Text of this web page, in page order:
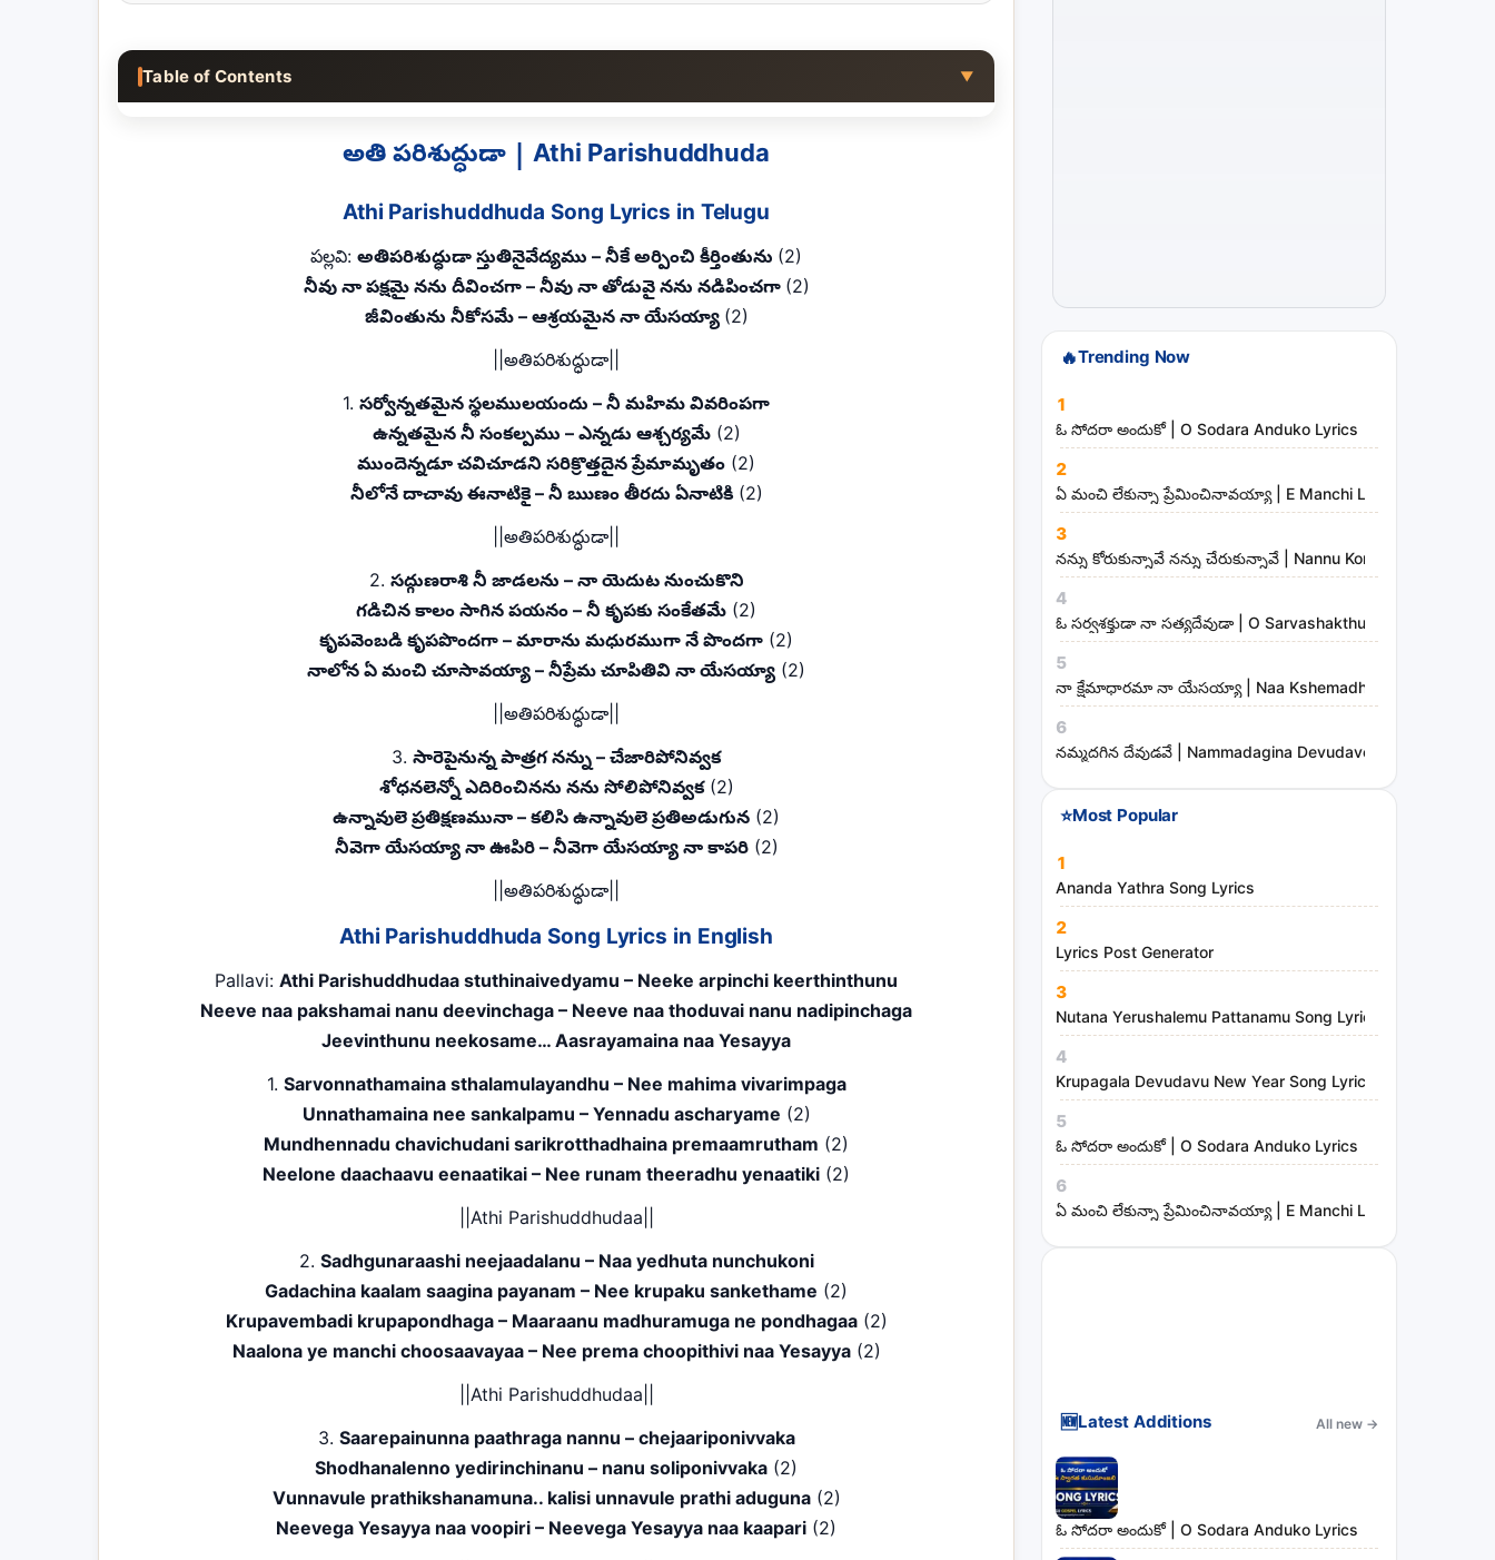
Table of Contents ▼
అతి పరిశుద్ధుడా | Athi Parishuddhuda
Athi Parishuddhuda Song Lyrics in Telugu
పల్లవి: అతిపరిశుద్ధుడా స్తుతినైవేద్యము – నీకే అర్పించి కీర్తింతును (2)
నీవు నా పక్షమై నను దీవించగా – నీవు నా తోడువై నను నడిపించగా (2)
జీవింతును నీకోసమే – ఆశ్రయమైన నా యేసయ్యా (2)
||అతిపరిశుద్ధుడా||
1. సర్వోన్నతమైన స్థలములయందు – నీ మహిమ వివరింపగా
ఉన్నతమైన నీ సంకల్పము – ఎన్నడు ఆశ్చర్యమే(2)
ముందెన్నడూ చవిచూడని సరిక్రొత్తదైన ప్రేమామృతం (2)
నీలోనే దాచావు ఈనాటికై – నీ ఋణం తీరదు ఏనాటికి(2)
||అతిపరిశుద్ధుడా||
2. సద్గుణరాశి నీ జాడలను – నా యెదుట నుంచుకొని
గడిచిన కాలం సాగిన పయనం – నీ కృపకు సంకేతమే (2)
కృపవెంబడి కృపపొందగా – మారాను మధురముగా నే పొందగా (2)
నాలోన ఏ మంచి చూసావయ్యా – నీప్రేమ చూపితివి నా యేసయ్యా (2)
||అతిపరిశుద్ధుడా||
3. సారెపైనున్న పాత్రగ నన్ను – చేజారిపోనివ్వక
శోధనలెన్నో ఎదిరించినను నను సోలిపోనివ్వక(2)
ఉన్నావులె ప్రతిక్షణమునా – కలిసి ఉన్నావులె ప్రతిఅడుగున (2)
నీవెగా యేసయ్యా నా ఊపిరి – నీవెగా యేసయ్యా నా కాపరి(2)
||అతిపరిశుద్ధుడా||
Athi Parishuddhuda Song Lyrics in English
Pallavi: Athi Parishuddhudaa stuthinaivedyamu – Neeke arpinchi keerthinthunu
Neeve naa pakshamai nanu deevinchaga – Neeve naa thoduvai nanu nadipinchaga
Jeevinthunu neekosame… Aasrayamaina naa Yesayya
1. Sarvonnathamaina sthalamulayandhu – Nee mahima vivarimpaga
Unnathamaina nee sankalpamu – Yennadu ascharyame (2)
Mundhennadu chavichudani sarikrotthadhaina premaamrutham (2)
Neelone daachaavu eenaatikai – Nee runam theeradhu yenaatiki (2)
||Athi Parishuddhudaa||
2. Sadhgunaraashi neejaadalanu – Naa yedhuta nunchukoni
Gadachina kaalam saagina payanam – Nee krupaku sankethame (2)
Krupavembadi krupapondhaga – Maaraanu madhuramuga ne pondhagaa(2)
Naalona ye manchi choosaavayaa – Nee prema choopithivi naa Yesayya(2)
||Athi Parishuddhudaa||
3. Saarepainunna paathraga nannu – chejaariponivvaka
Shodhanalenno yedirinchinanu – nanu soliponivvaka (2)
Vunnavule prathikshanamuna.. kalisi unnavule prathi aduguna(2)
Neevega Yesayya naa voopiri – Neevega Yesayya naa kaapari (2)
r
e
s
🔥Trending Now
1
ఓ సోదరా అందుకో | O Sodara Anduko Lyrics
2
ఏ మంచి లేకున్నా ప్రేమించినావయ్యా | E Manchi Lekunna
3
నన్ను కోరుకున్నావే నన్ను చేరుకున్నావే | Nannu Korukunnaave
4
ఓ సర్వశక్తుడా నా సత్యదేవుడా | O Sarvashakthudaa Naa
5
నా క్షేమాధారమా నా యేసయ్యా | Naa Kshemadharama Naa
6
నమ్మదగిన దేవుడవే | Nammadagina Devudave Song Lyrics
⭐Most Popular
1
Ananda Yathra Song Lyrics
2
Lyrics Post Generator
3
Nutana Yerushalemu Pattanamu Song Lyrics | Hosanna
4
Krupagala Devudavu New Year Song Lyrics
5
ఓ సోదరా అందుకో | O Sodara Anduko Lyrics
6
ఏ మంచి లేకున్నా ప్రేమించినావయ్యా | E Manchi Lekunna
🆕Latest Additions All new →
ఓ సోదరా అందుకో | O Sodara Anduko Lyrics